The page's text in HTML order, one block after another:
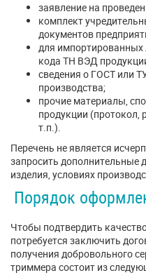
заявление на
комплект
документов
для импортированных
кода ТН ВЭД
сведения о ГОСТ или
производства;
прочие материалы,
продукции (протокол,
т.п.).
Перечень не является
запросить дополнительные
изделия, условиях
Порядок
Чтобы подтвердить
потребуется заключить
получения добровольного
триммера состоит из